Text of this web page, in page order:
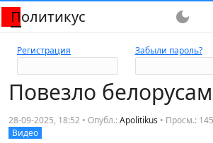
Политикус dark_mode
Регистрация Забыли пароль?
Повезло белорусам
28-09-2025, 18:52 • Опубл.:Apolitikus • Просм.:
Видео